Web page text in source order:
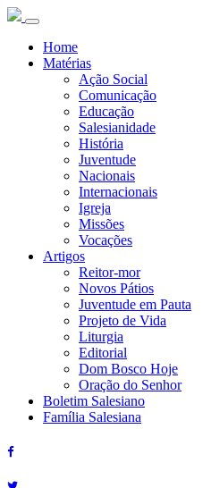
Home
Matérias
Ação Social
Comunicação
Educação
Salesianidade
História
Juventude
Nacionais
Internacionais
Igreja
Missões
Vocações
Artigos
Reitor-mor
Novos Pátios
Juventude em Pauta
Projeto de Vida
Liturgia
Editorial
Dom Bosco Hoje
Oração do Senhor
Boletim Salesiano
Família Salesiana